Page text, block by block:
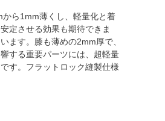
ら1mm薄くし、軽量化と着
定させる効果も期待できま
ます。膝も薄めの2mm厚で、
する重要パーツには、超軽量
す。フラットロック縫製仕様